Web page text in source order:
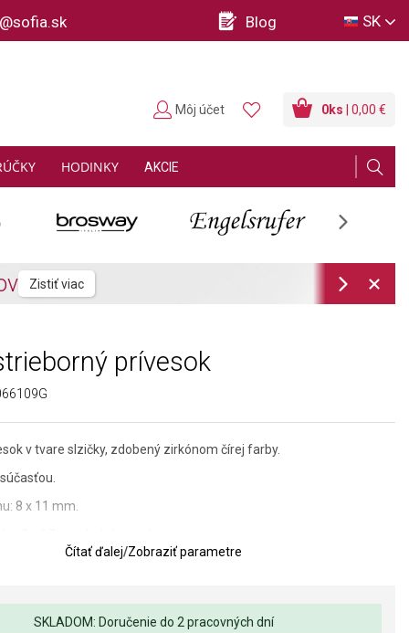
Blog SK
HODINKY AKCIE
0ks | 0,00 €
Môj účet
prívesok
v tvare slzičky, zdobený zirkónom čírej farby.
súčasťou.
8 x 11 mm.
a spracovania je pre nás prvoradá. Povrchová úprava a osadenie
a perál spĺňa náročné požiadavky.
Čítať ďalej/Zobraziť parametre
SKLADOM: Doručenie do 2 pracovných dní